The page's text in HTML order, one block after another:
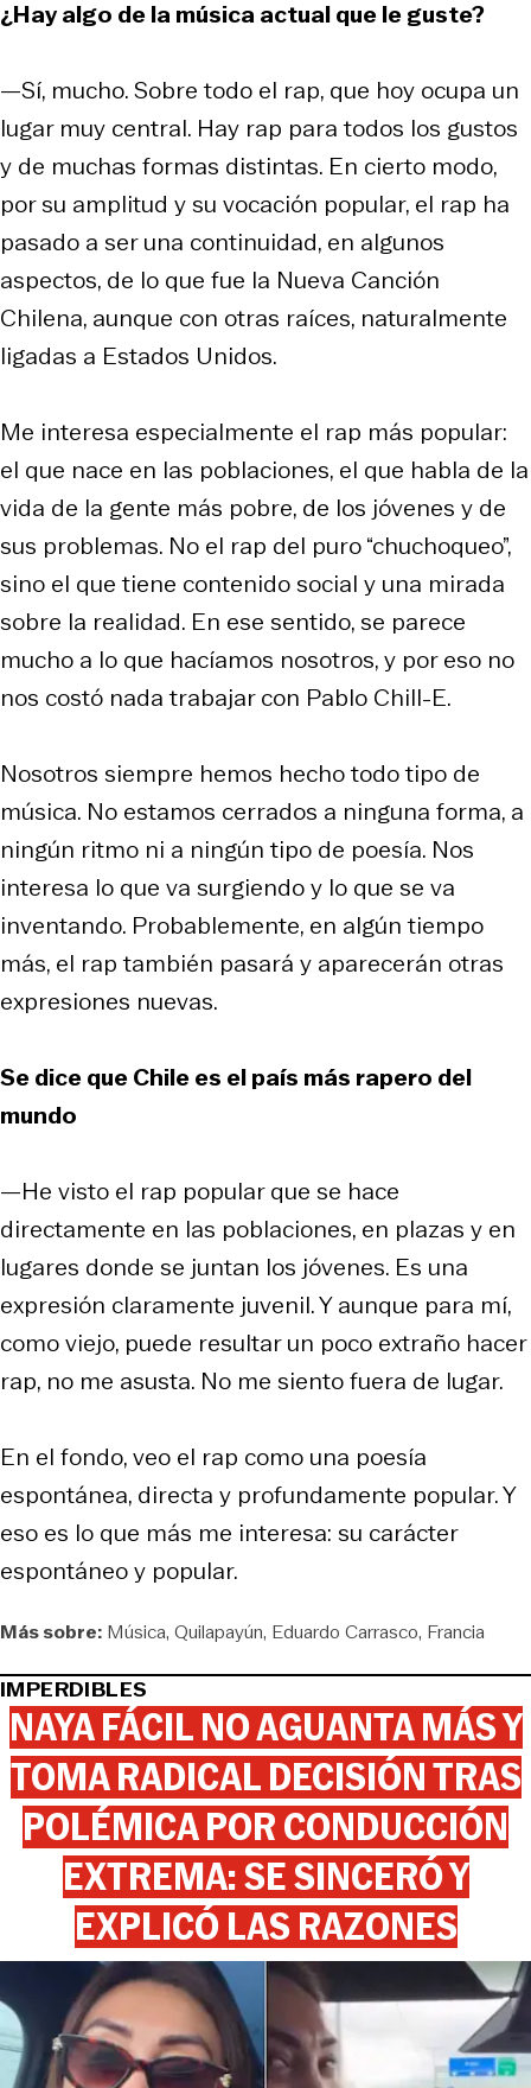
¿Hay algo de la música actual que le guste?
—Sí, mucho. Sobre todo el rap, que hoy ocupa un
lugar muy central. Hay rap para todos los gustos
y de muchas formas distintas. En cierto modo,
por su amplitud y su vocación popular, el rap ha
pasado a ser una continuidad, en algunos
aspectos, de lo que fue la Nueva Canción
Chilena, aunque con otras raíces, naturalmente
ligadas a Estados Unidos.
Me interesa especialmente el rap más popular:
el que nace en las poblaciones, el que habla de la
vida de la gente más pobre, de los jóvenes y de
sus problemas. No el rap del puro “chuchoqueo”,
sino el que tiene contenido social y una mirada
sobre la realidad. En ese sentido, se parece
mucho a lo que hacíamos nosotros, y por eso no
nos costó nada trabajar con Pablo Chill-E.
Nosotros siempre hemos hecho todo tipo de
música. No estamos cerrados a ninguna forma, a
ningún ritmo ni a ningún tipo de poesía. Nos
interesa lo que va surgiendo y lo que se va
inventando. Probablemente, en algún tiempo
más, el rap también pasará y aparecerán otras
expresiones nuevas.
Se dice que Chile es el país más rapero del
mundo
—He visto el rap popular que se hace
directamente en las poblaciones, en plazas y en
lugares donde se juntan los jóvenes. Es una
expresión claramente juvenil. Y aunque para mí,
como viejo, puede resultar un poco extraño hacer
rap, no me asusta. No me siento fuera de lugar.
En el fondo, veo el rap como una poesía
espontánea, directa y profundamente popular. Y
eso es lo que más me interesa: su carácter
espontáneo y popular.
Más sobre: Música Quilapayún Eduardo Carrasco Francia
IMPERDIBLES
NAYA FÁCIL NO AGUANTA MÁS Y
TOMA RADICAL DECISIÓN TRAS
POLÉMICA POR CONDUCCIÓN
EXTREMA: SE SINCERÓ Y
EXPLICÓ LAS RAZONES